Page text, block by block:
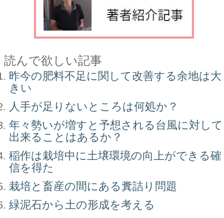
読んで欲しい記事
昨今の肥料不足に関して改善する余地は大
きい
人手が足りないところは何処か？
年々勢いが増すと予想される台風に対して
出来ることはあるか？
稲作は栽培中に土壌環境の向上ができる確
信を得た
栽培と畜産の間にある糞詰り問題
緑泥石から土の形成を考える